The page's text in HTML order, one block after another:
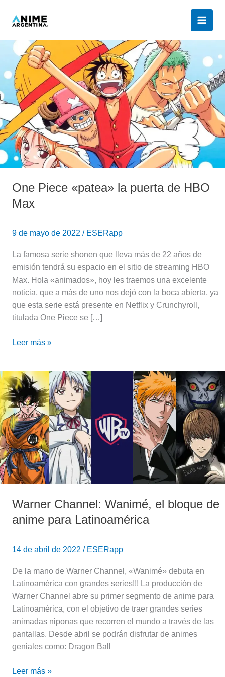
One Piece «patea» la puerta de HBO
Max
9 de mayo de 2022 / ESERapp
La famosa serie shonen que lleva más de 22 años de
emisión tendrá su espacio en el sitio de streaming HBO
Max. Hola «animados», hoy les traemos una excelente
noticia, que a más de uno nos dejó con la boca abierta, ya
que esta serie está presente en Netflix y Crunchyroll,
titulada One Piece se […]
One
Piece
«patea»
la
puerta
de
HBO
Max
Leer más »
Warner Channel: Wanimé, el bloque de
anime para Latinoamérica
14 de abril de 2022 / ESERapp
De la mano de Warner Channel, «Wanimé» debuta en
Latinoamérica con grandes series!!! La producción de
Warner Channel abre su primer segmento de anime para
Latinoamérica, con el objetivo de traer grandes series
animadas niponas que recorren el mundo a través de las
pantallas. Desde abril se podrán disfrutar de animes
geniales como: Dragon Ball
Warner
Channel:
Wanimé,
el
bloque
de
anime
para
Latinoamérica
Leer más »